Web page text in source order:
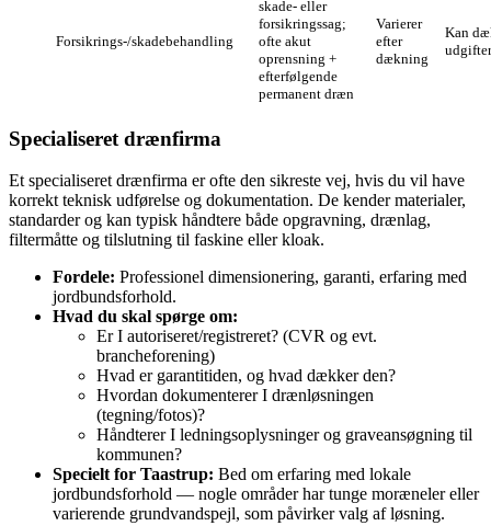
Forsikrings-/skadebehandling
skade- eller
forsikringssag;
ofte akut
oprensning +
efterfølgende
permanent dræn
Varierer
efter
dækning
Kan
udgifter
Specialiseret drænfirma
Et specialiseret drænfirma er ofte den sikreste vej, hvis du vil have
korrekt teknisk udførelse og dokumentation. De kender materialer,
standarder og kan typisk håndtere både opgravning, drænlag,
filtermåtte og tilslutning til faskine eller kloak.
Fordele: Professionel dimensionering, garanti, erfaring med
jordbundsforhold.
Hvad du skal spørge om:
Er I autoriseret/registreret? (CVR og evt.
brancheforening)
Hvad er garantitiden, og hvad dækker den?
Hvordan dokumenterer I drænløsningen
(tegning/fotos)?
Håndterer I ledningsoplysninger og graveansøgning til
kommunen?
Specielt for Taastrup: Bed om erfaring med lokale
jordbundsforhold — nogle områder har tunge moræneler eller
varierende grundvandspejl, som påvirker valg af løsning.